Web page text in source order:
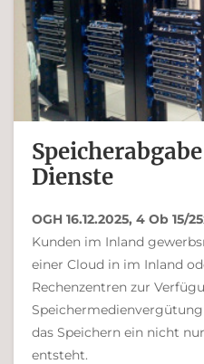
Dienste
OGH 16.12.2025, 4 Ob 15/
Kunden im Inland
einer Cloud in im Inland
Rechenzentren zur
das Speichern ein nicht
entsteht.